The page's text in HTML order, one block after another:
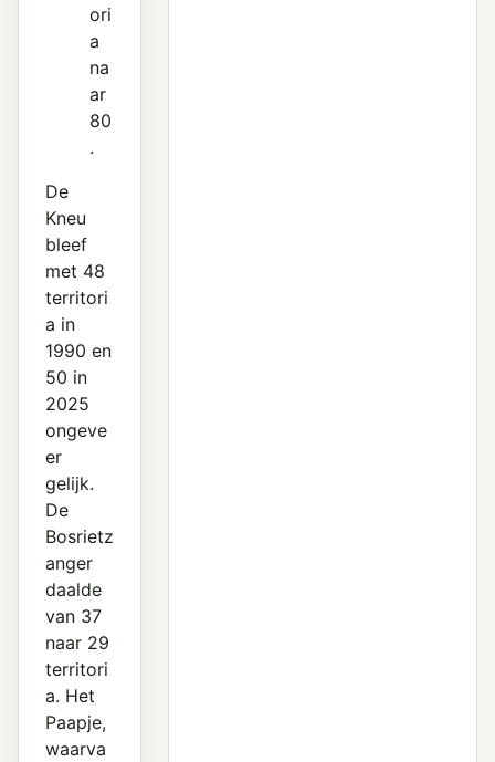
ori
a
na
ar
80
.
De
Kneu
bleef
met 48
territori
a in
1990 en
50 in
2025
ongeve
er
gelijk.
De
Bosrietz
anger
daalde
van 37
naar 29
territori
a. Het
Paapje,
waarva